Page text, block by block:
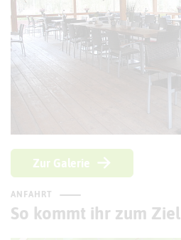
Zur Galerie
ANFAHRT
So kommt ihr zum Ziel